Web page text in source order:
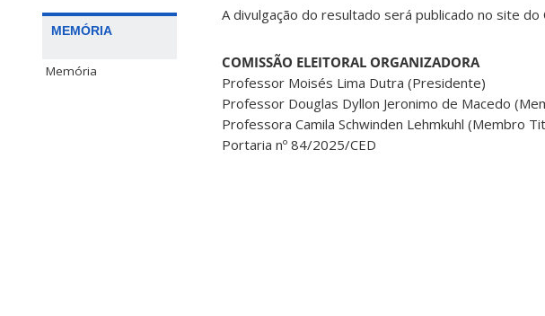
MEMÓRIA
Memória
A divulgação do resultado será publicado no site do
COMISSÃO ELEITORAL ORGANIZADORA
Professor Moisés Lima Dutra (Presidente)
Professor Douglas Dyllon Jeronimo de Macedo
Professora Camila Schwinden Lehmkuhl (Membro
Portaria nº 84/2025/CED